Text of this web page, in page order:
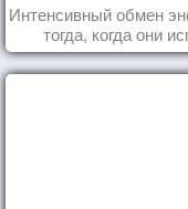
Интенсивный обмен
тогда, когда они